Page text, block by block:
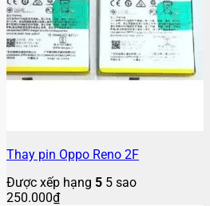
Thay pin Oppo Reno 2F
Được xếp hạng 5 5 sao
250.000₫